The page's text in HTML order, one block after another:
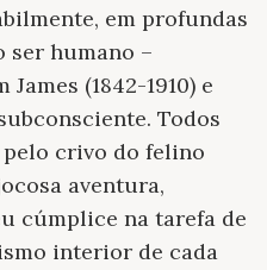
em profundas
ser humano –
(1842-1910) e
Todos
pelo crivo do felino
aventura,
cúmplice na tarefa de
interior de cada